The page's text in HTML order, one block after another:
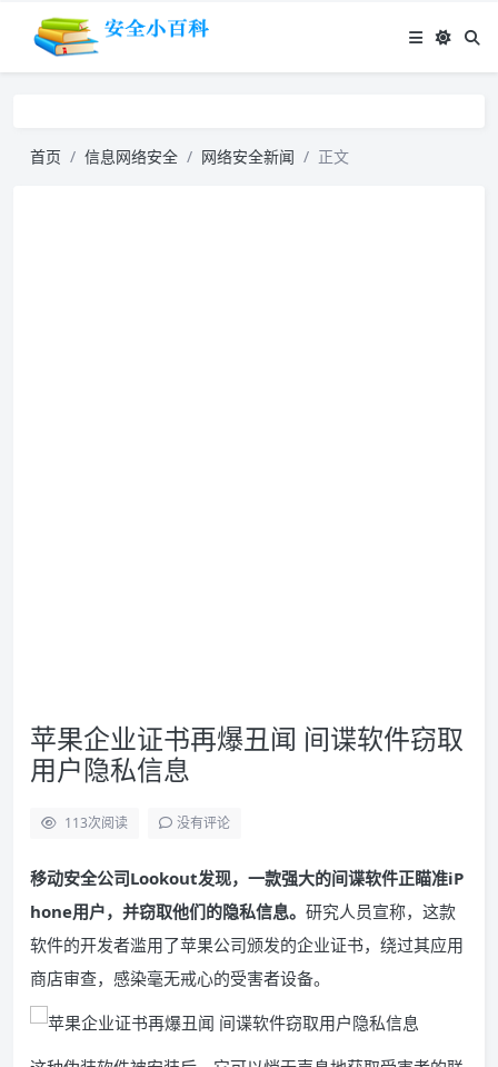
首页 信息网络安全 网络安全新闻 正文
苹果企业证书再爆丑闻 间谍软件窃取
用户隐私信息
113次阅读 没有评论
移动安全公司Lookout发现，一款强大的间谍软件正瞄准iP
hone用户，并窃取他们的隐私信息。 研究人员宣称，这款
软件的开发者滥用了苹果公司颁发的企业证书，绕过其应用
商店审查，感染毫无戒心的受害者设备。